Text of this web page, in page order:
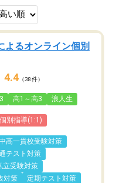
よるオンライン個別
4.4 （38件）
高1～高3 浪人生
個別指導(1:1)
高一貫校受験対策
テスト対策
立受験対策
対策
定期テスト対策